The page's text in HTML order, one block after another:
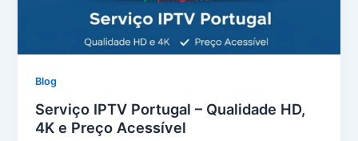
Blog
Serviço IPTV Portugal – Qualidade HD,
4K e Preço Acessível